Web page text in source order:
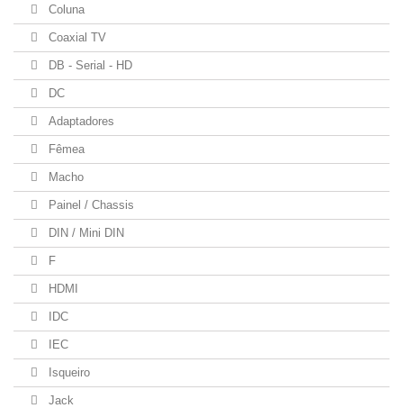
Coluna
Coaxial TV
DB - Serial - HD
DC
Adaptadores
Fêmea
Macho
Painel / Chassis
DIN / Mini DIN
F
HDMI
IDC
IEC
Isqueiro
Jack